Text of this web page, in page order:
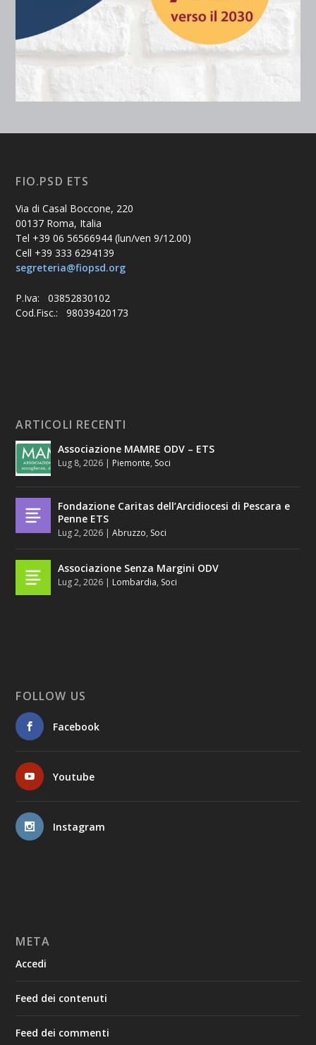
FIO.PSD ETS
Via di Casal Boccone, 220
00137 Roma, Italia
Tel +39 06 56566944 (lun/ven 9/12.00)
Cell +39 333 6294139
segreteria@fiopsd.org
P.Iva: 03852830102
Cod.Fisc.: 98039420173
ARTICOLI RECENTI
Associazione MAMRE ODV – ETS
Lug 8, 2026 Piemonte, Soci
Fondazione Caritas dell’Arcidiocesi di Pescara e
Penne ETS
Lug 2, 2026 |Abruzzo, Soci
Associazione Senza Margini ODV
Lug 2, 2026 Lombardia, Soci
FOLLOW US
Facebook
Youtube
Instagram
META
Accedi
Feed dei contenuti
Feed dei commenti